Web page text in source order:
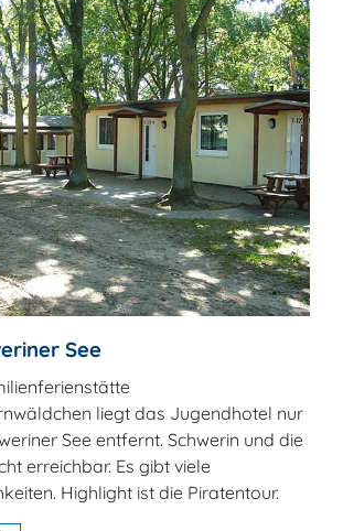
See
liegt das Jugendhotel nur
See entfernt. Schwerin und die
erreichbar. Es gibt viele
Highlight ist die Piratentour.